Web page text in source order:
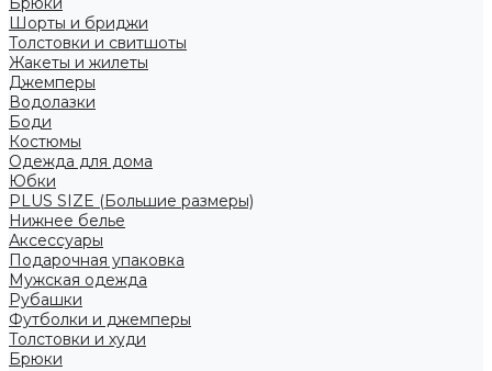
Шорты и бриджи
Толстовки и свитшоты
Жакеты и жилеты
Джемперы
Водолазки
Боди
Костюмы
Одежда для дома
Юбки
PLUS SIZE (Большие размеры)
Нижнее белье
Аксессуары
Подарочная упаковка
Мужская одежда
Рубашки
Футболки и джемперы
Толстовки и худи
Брюки